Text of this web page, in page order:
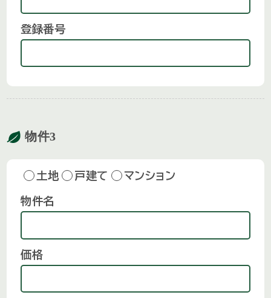
登録番号
物件3
土地 戸建て マンション
物件名
価格